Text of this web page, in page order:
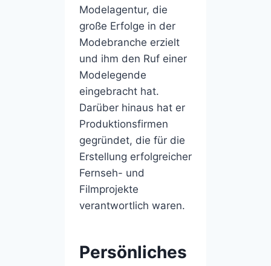
Modelagentur, die
große Erfolge in der
Modebranche erzielt
und ihm den Ruf einer
Modelegende
eingebracht hat.
Darüber hinaus hat er
Produktionsfirmen
gegründet, die für die
Erstellung erfolgreicher
Fernseh- und
Filmprojekte
verantwortlich waren.
Persönliches